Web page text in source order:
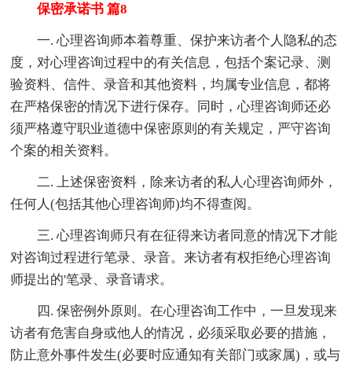
保密承诺书 篇8
一. 心理咨询师本着尊重、保护来访者个人隐私的态
度，对心理咨询过程中的有关信息，包括个案记录、测
验资料、信件、录音和其他资料，均属专业信息，都将
在严格保密的情况下进行保存。同时，心理咨询师还必
须严格遵守职业道德中保密原则的有关规定，严守咨询
个案的相关资料。
二. 上述保密资料，除来访者的私人心理咨询师外，
任何人(包括其他心理咨询师)均不得查阅。
三. 心理咨询师只有在征得来访者同意的情况下才能
对咨询过程进行笔录、录音。来访者有权拒绝心理咨询
师提出的'笔录、录音请求。
四. 保密例外原则。在心理咨询工作中，一旦发现来
访者有危害自身或他人的情况，必须采取必要的措施，
防止意外事件发生(必要时应通知有关部门或家属)，或与